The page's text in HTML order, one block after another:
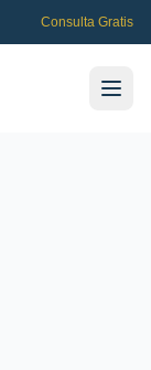
Consulta Gratis